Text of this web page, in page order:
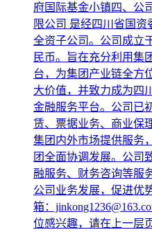
府国际基金小镇四、公
限公司 是经四川省国
全资子公司。公司成立
民币。旨在充分利用集
台，为集团产业链全方
大价值，并致力成为四
金融服务平台。公司已
赁、票据业务、商业保
集团内外市场提供服务
团全面协调发展。公司
融服务、财务咨询等服
公司业务发展，促进优
箱：
位感兴趣，请在上一层